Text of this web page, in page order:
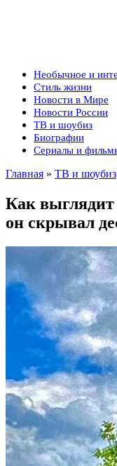
Необычное и
Стиль жизни
Новости в Мире
Новости России
ТВ и шоубиз
Биографии
Сериалы и
Главная » ТВ и шоубиз
Как
он скрывал